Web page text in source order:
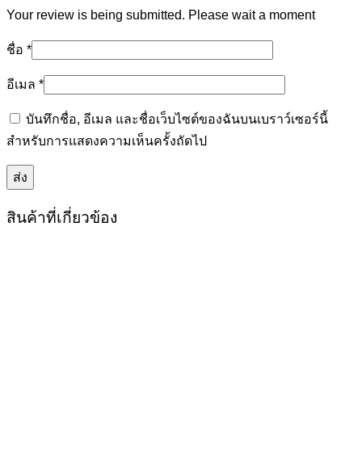
Your review is being submitted. Please wait a moment
ชื่อ *
อีเมล *
บันทึกชื่อ, อีเมล และชื่อเว็บไซต์ของฉันบนเบราว์เซอร์นี้
สำหรับการแสดงความเห็นครั้งถัดไป
สินค้าที่เกี่ยวข้อง